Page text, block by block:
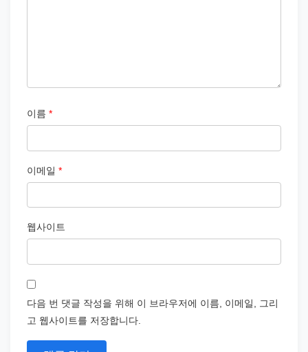
이름 *
이메일 *
웹사이트
다음 번 댓글 작성을 위해 이 브라우저에 이름, 이메일, 그리
고 웹사이트를 저장합니다.